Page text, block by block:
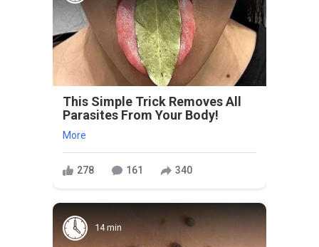
This Simple Trick Removes All
Parasites From Your Body!
More
278 161 340
14 min